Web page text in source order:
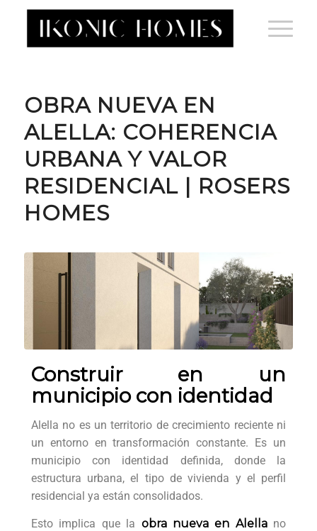
OBRA NUEVA EN
ALELLA: COHERENCIA
URBANA Y VALOR
RESIDENCIAL | ROSERS
HOMES
Construir en un
municipio con identidad
Alella no es un territorio de crecimiento reciente ni
un entorno en transformación constante. Es un
municipio con identidad definida, donde la
estructura urbana, el tipo de vivienda y el perfil
residencial ya están consolidados.
Esto implica que la obra nueva en Alellano